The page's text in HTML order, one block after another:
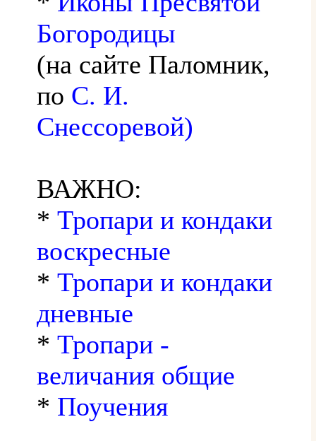
Богородицы
(на сайте Паломник,
по С. И.
Снессоревой)
ВАЖНО:
* Тропари и кондаки
воскресные
* Тропари и кондаки
дневные
* Тропари -
величания общие
* Поучения